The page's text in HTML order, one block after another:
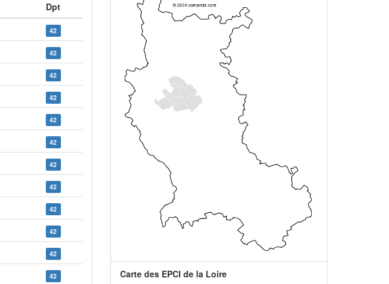
Dpt
42
42
42
42
42
42
42
42
42
42
42
42 Carte des EPCI de la Loire